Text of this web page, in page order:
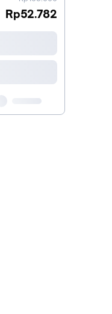
sebelum
Rp52.782